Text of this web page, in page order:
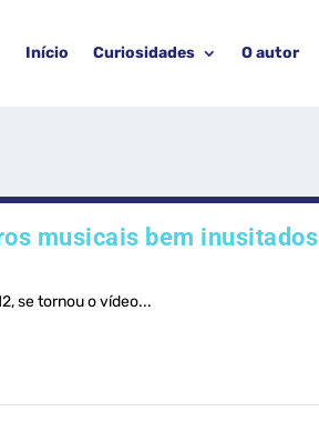
Início Curiosidades O autor
musicais bem inusitados
se tornou o vídeo...